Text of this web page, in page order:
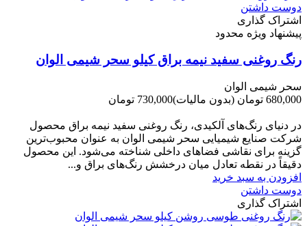
دوست داشتن
اشتراک گذاری
پیشنهاد ویژه محدود
رنگ روغنی سفید نیمه براق کیلو سحر شیمی الوان
سحر شیمی الوان
680,000 تومان
(بدون مالیات)730,000 تومان
در دنیای رنگ‌های آلکیدی، رنگ روغنی سفید نیمه براق محصول
شرکت صنایع شیمیایی سحر شیمی الوان به عنوان محبوب‌ترین
گزینه برای نقاشی فضاهای داخلی شناخته می‌شود. این محصول
دقیقاً در نقطه تعادل میان درخشش رنگ‌های براق و...
افزودن به سبد خرید
دوست داشتن
اشتراک گذاری